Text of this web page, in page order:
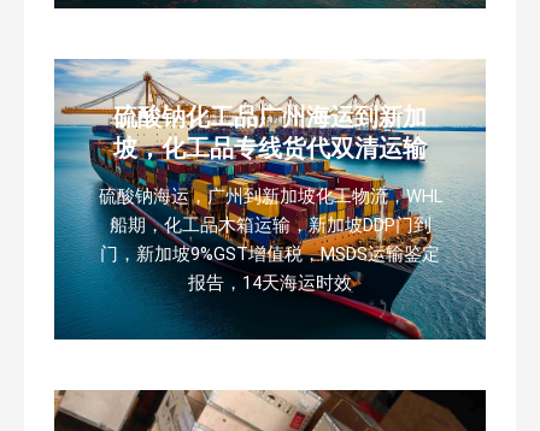
硫酸钠化工品广州海运到新加
坡，化工品专线货代双清运输
硫酸钠海运，广州到新加坡化工物流，WHL
船期，化工品木箱运输，新加坡DDP门到
门，新加坡9%GST增值税，MSDS运输鉴定
报告，14天海运时效